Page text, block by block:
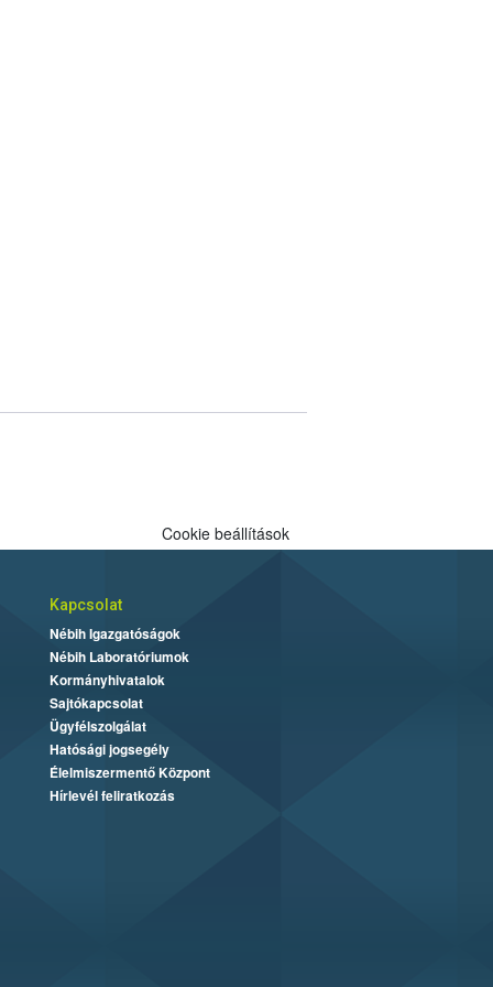
Cookie beállítások
Kapcsolat
Nébih Igazgatóságok
Nébih Laboratóriumok
Kormányhivatalok
Sajtókapcsolat
Ügyfélszolgálat
Hatósági jogsegély
Élelmiszermentő Központ
Hírlevél feliratkozás